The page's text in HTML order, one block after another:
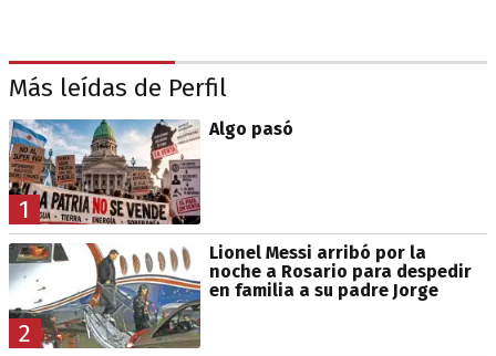
Más leídas de Perfil
1
Algo pasó
2
Lionel Messi arribó por la
noche a Rosario para despedir
en familia a su padre Jorge